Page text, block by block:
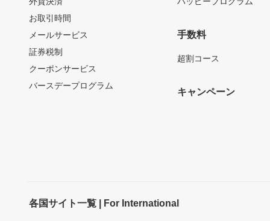
お取引時間
メールサービス
証券税制
クーポンサービス
バースデープログラム
手数料
超割コース
キャンペーン
各国サイト一覧 | For International